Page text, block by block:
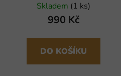
Skladem (1 ks)
990 Kč
DO KOŠÍKU